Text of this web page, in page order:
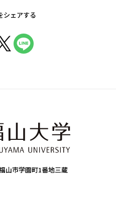
シェアする
山市学園町1番地三蔵